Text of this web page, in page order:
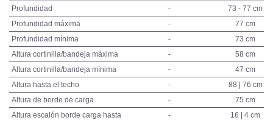
Profundidad
-
73 - 77 cm
Profundidad máxima
-
77 cm
Profundidad mínima
-
73 cm
Altura cortinilla/bandeja máxima
-
58 cm
Altura cortinilla/bandeja mínima
-
47 cm
Altura hasta el techo
-
88 | 76 cm
Altura de borde de carga
-
75 cm
Altura escalón borde carga hasta
- 16 | 4 cm